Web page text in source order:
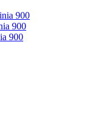
900
900
900